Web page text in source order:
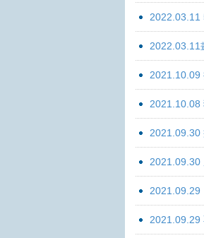
2022.03.11
2022.03.11
2021.10.09
2021.10.08
2021.09.30
2021.09.30
2021.09.29
2021.09.29